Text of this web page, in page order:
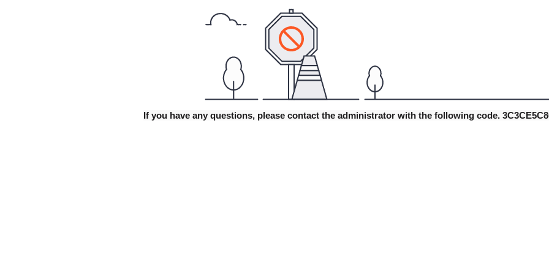
If you have any questions, please contact the administrator with the following code.